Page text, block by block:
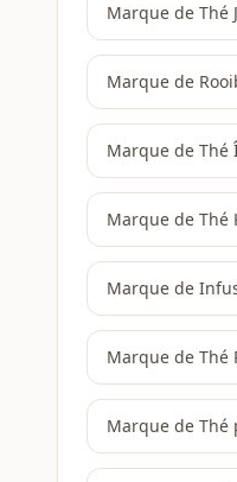
Marque de Thé
Marque de
Marque de Thé
Marque de Thé
Marque de
Marque de Thé
Marque de Thé